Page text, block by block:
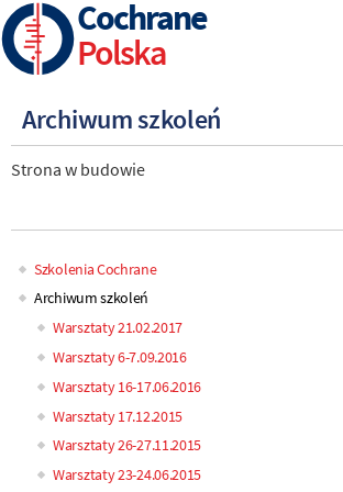
Skip
to
main
Cochrane
Polska
Archiwum szkoleń
Strona w budowie
Main
navigation
Szkolenia Cochrane
Archiwum szkoleń
Warsztaty 21.02.2017
Warsztaty 6-7.09.2016
Warsztaty 16-17.06.2016
Warsztaty 17.12.2015
Warsztaty 26-27.11.2015
Warsztaty 23-24.06.2015